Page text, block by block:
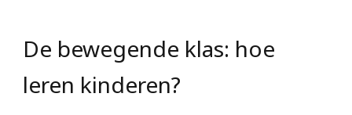
De bewegende klas: hoe
leren kinderen?